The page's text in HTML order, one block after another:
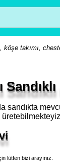
takımı,
lütfen bizi arayınız.